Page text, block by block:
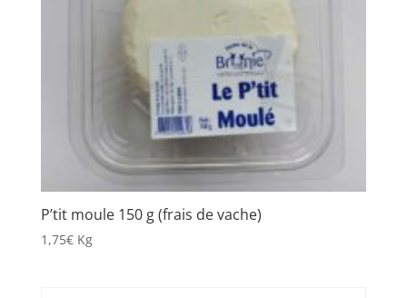
P’tit moule 150 g (frais de vache)
1,75€ Kg